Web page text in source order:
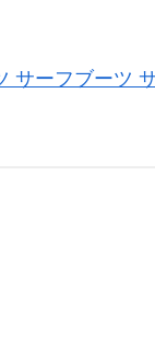
サーフブーツ